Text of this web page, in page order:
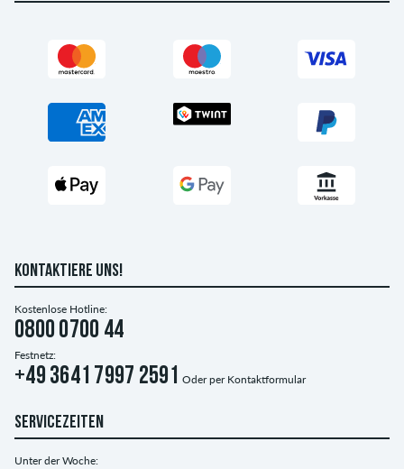
KONTAKTIERE UNS!
Kostenlose Hotline:
0800 0700 44
Festnetz:
+49 3641 7997 2591 Oder per Kontaktformular
SERVICEZEITEN
Unter der Woche: